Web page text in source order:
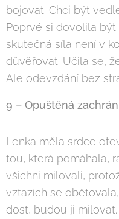
bojovat. Chci být
Poprvé si dovolila být
skutečná síla není v
důvěřovat. Učila se,
Ale odevzdání bez
9 – Opuštěná
Lenka měla srdce
tou, která pomáhala,
všichni milovali,
vztazích se
dost, budou ji